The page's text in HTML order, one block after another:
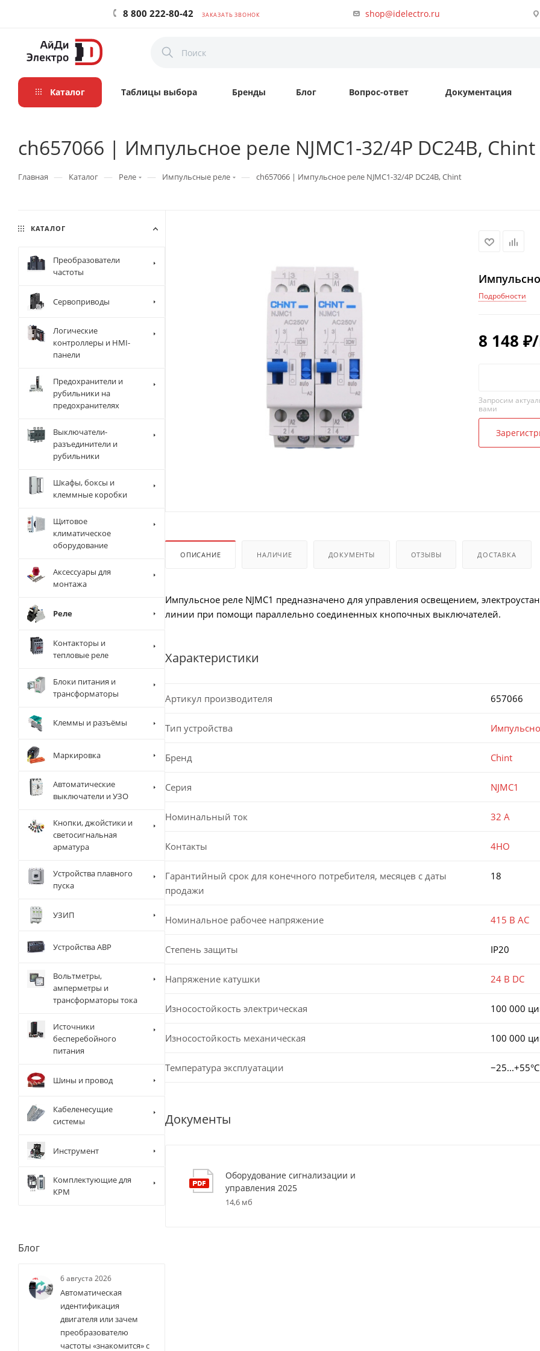
8 800 222-80-42 ЗАКАЗАТЬ ЗВОНОК shop@idelectro.ru
Каталог Таблицы выбора Бренды Блог Вопрос-ответ Документация
ch657066 | Импульсное реле NJMC1-32/4P DC24В, Chint
Главная — Каталог — Реле — Импульсные реле — ch657066 | Импульсное реле NJMC1-32/4P DC24В, Chint
Подробности
8 148 ₽
Запросим
вами
ОПИСАНИЕ НАЛИЧИЕ ДОКУМЕНТЫ ОТЗЫВЫ ДОСТАВКА
Импульсное реле NJMC1 предназначено для управления освещением,
линии при помощи параллельно соединенных кнопочных выключателей.
Характеристики
Артикул производителя 657066
Тип устройства
Бренд Chint
Серия NJMC1
Номинальный ток 32 А
Контакты 4НО
Гарантийный срок для конечного потребителя, месяцев с даты
продажи
18
Номинальное рабочее напряжение 415 В AC
Степень защиты IP20
Напряжение катушки 24 В DC
Износостойкость электрическая 100 000
Износостойкость механическая 100 000
Температура эксплуатации −25...+55°С
Документы
Оборудование сигнализации и
управления 2025
14,6 мб
КАТАЛОГ
Преобразователи
частоты
Сервоприводы
Логические
контроллеры и HMI-
панели
Предохранители и
рубильники на
предохранителях
Выключатели-
разъединители и
рубильники
Шкафы, боксы и
клеммные коробки
Щитовое
климатическое
оборудование
Аксессуары для
монтажа
Реле
Контакторы и
тепловые реле
Блоки питания и
трансформаторы
Клеммы и разъёмы
Маркировка
Автоматические
выключатели и УЗО
Кнопки, джойстики и
светосигнальная
арматура
Устройства плавного
пуска
УЗИП
Устройства АВР
Вольтметры,
амперметры и
трансформаторы тока
Источники
бесперебойного
питания
Шины и провод
Кабеленесущие
системы
Инструмент
Комплектующие для
КРМ
Блог
6 августа 2026
Автоматическая
идентификация
двигателя или зачем
преобразователю
частоты «знакомится» с